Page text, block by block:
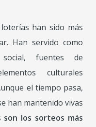
han sido más
Han servido como
fuentes de
culturales
el tiempo pasa,
han mantenido vivas
son los sorteos más